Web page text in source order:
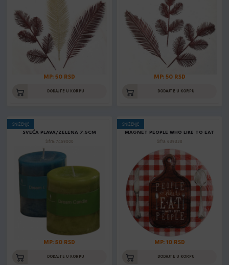
MP: 50 RSD
DODAJTE U KORPU
MP: 50 RSD
DODAJTE U KORPU
SNIŽENJE
SVEĆA PLAVA/ZELENA 7.5CM
Šifra: 7459000
MP: 50 RSD
DODAJTE U KORPU
SNIŽENJE
MAGNET PEOPLE WHO LIKE TO EAT
Šifra: 639338
MP: 10 RSD
DODAJTE U KORPU